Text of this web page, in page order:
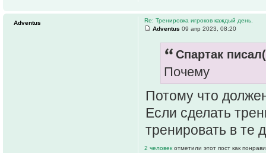
Re: Тренировка игроков каждый день.
Adventus 09 апр 2023, 08:20
Спартак
Почему
Потому что
Если сделать
тренировать в те
2 человек отметили этот пост как
Adventus